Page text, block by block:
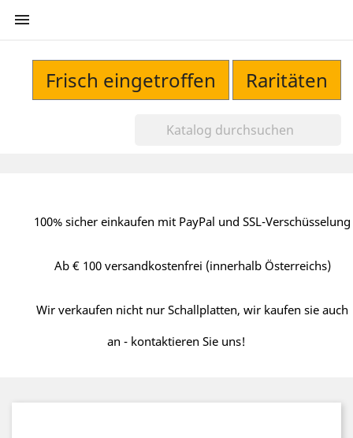

Frisch eingetroffen Raritäten
100% sicher einkaufen mit PayPal und SSL-Verschüsselung
Ab € 100 versandkostenfrei (innerhalb Österreichs)
Wir verkaufen nicht nur Schallplatten, wir kaufen sie auch
an - kontaktieren Sie uns!